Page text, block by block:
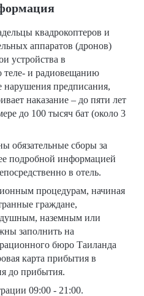
аппаратов (дронов)
устройства в
теле- и радиовещанию
предписания,
наказание – до пяти лет
до 100 тысяч бат (около 3
обязательные сборы за
подробной информацией
в отель.
процедурам, начиная
граждане,
наземным или
заполнить на
бюро Таиланда
карта прибытия в
до прибытия.
09:00 - 21:00.